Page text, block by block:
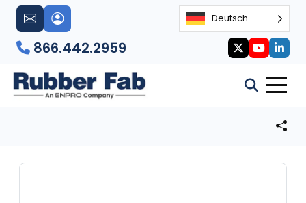
Deutsch
866.442.2959